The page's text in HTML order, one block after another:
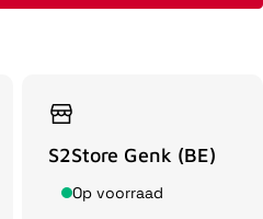
S2Store Genk (BE)
Op voorraad